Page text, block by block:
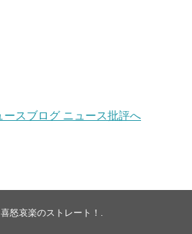
喜怒哀楽のストレート！ .